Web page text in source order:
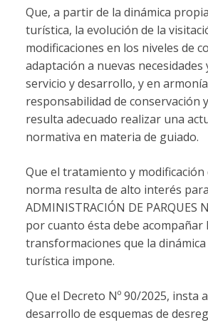
Que, a partir de la dinámica
turística, la evolución de la
modificaciones en los niveles de
adaptación a nuevas necesidades
servicio y desarrollo, y en
responsabilidad de conservación
resulta adecuado realizar una
normativa en materia de guiado.
Que el tratamiento y modificación
norma resulta de alto interés
ADMINISTRACIÓN DE PARQUES
por cuanto ésta debe acompañar
transformaciones que la dinámica
turística impone.
Que el Decreto Nº 90/2025, insta
desarrollo de esquemas de